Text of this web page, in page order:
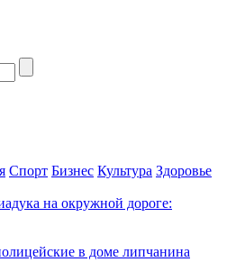
Спорт Бизнес Культура Здоровье
на окружной дороге:
в доме липчанина